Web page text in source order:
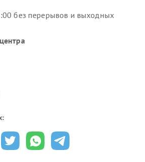
без перерывов и выходных